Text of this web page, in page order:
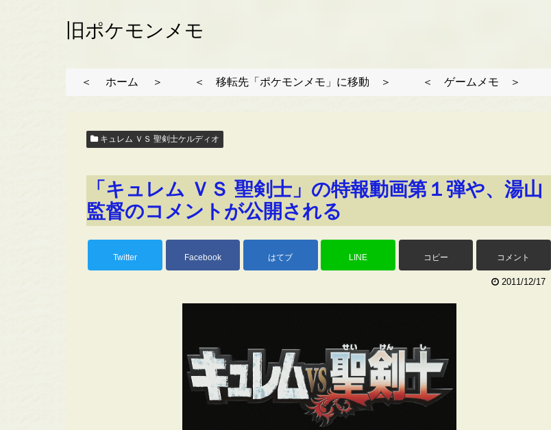
旧ポケモンメモ
＜ ホーム ＞ ＜ 移転先「ポケモンメモ」に移動 ＞ ＜ ゲームメモ ＞
キュレム ＶＳ 聖剣士ケルディオ
「キュレム ＶＳ 聖剣士」の特報動画第１弾や、湯山
監督のコメントが公開される
Twitter Facebook はてブ LINE コピー コメント
2011/12/17